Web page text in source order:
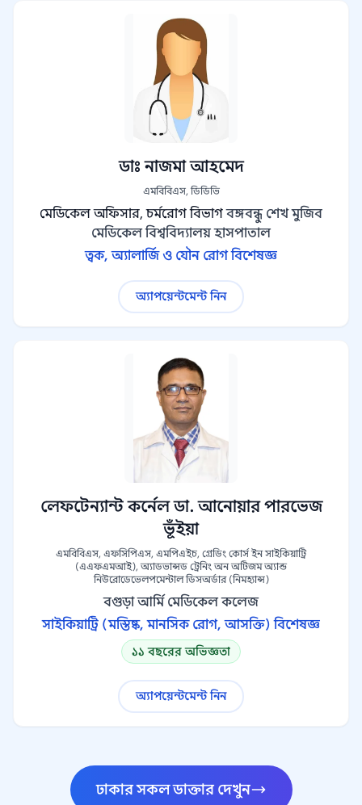
ডাঃ নাজমা আহমেদ
এমবিবিএস, ডিডিভি
মেডিকেল অফিসার, চর্মরোগ বিভাগ বঙ্গবন্ধু শেখ মুজিব
মেডিকেল বিশ্ববিদ্যালয় হাসপাতাল
ত্বক, অ্যালার্জি ও যৌন রোগ বিশেষজ্ঞ
অ্যাপয়েন্টমেন্ট নিন
লেফটেন্যান্ট কর্নেল ডা. আনোয়ার পারভেজ
ভূঁইয়া
এমবিবিএস, এফসিপিএস, এমপিএইচ, গ্রেডিং কোর্স ইন সাইকিয়াট্রি
(এএফএমআই), অ্যাডভান্সড ট্রেনিং অন অটিজম অ্যান্ড
নিউরোডেভেলপমেন্টাল ডিসঅর্ডার (নিমহ্যান্স)
বগুড়া আর্মি মেডিকেল কলেজ
সাইকিয়াট্রি (মস্তিষ্ক, মানসিক রোগ, আসক্তি) বিশেষজ্ঞ
১১ বছরের অভিজ্ঞতা
অ্যাপয়েন্টমেন্ট নিন
ঢাকার সকল ডাক্তার দেখুন